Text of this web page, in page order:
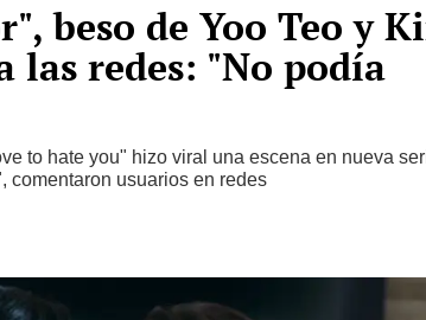
beso de Yoo Teo y
las redes: "No podía
to hate you" hizo viral una escena en nueva
comentaron usuarios en redes